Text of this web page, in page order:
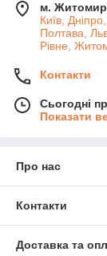
м. Житомир
Київ,
Полтава,
Рівне,
Контакти
Сьогодні
Показати
Про нас
Контакти
Доставка та